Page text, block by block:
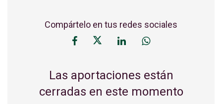
Compártelo en tus redes sociales
Las aportaciones están
cerradas en este momento